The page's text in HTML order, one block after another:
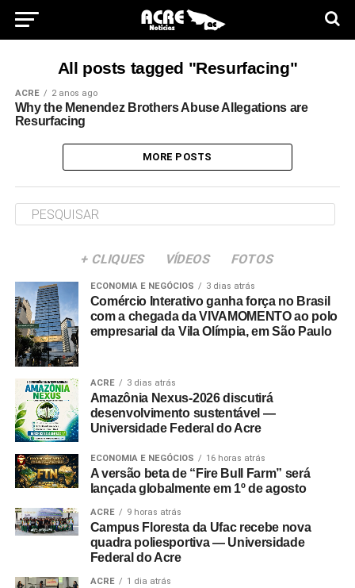
All posts tagged "Resurfacing"
ACRE 2 anos ago
Why the Menendez Brothers Abuse Allegations are
Resurfacing
MORE POSTS
+ CLIQUES VÍDEOS FOTOS
ECONOMIA E NEGÓCIOS 3 dias atrás
Comércio Interativo ganha força no Brasil
com a chegada da VIVAMOMENTO ao polo
empresarial da Vila Olímpia, em São Paulo
ACRE 3 dias atrás
Amazônia Nexus-2026 discutirá
desenvolvimento sustentável —
Universidade Federal do Acre
ECONOMIA E NEGÓCIOS 16 horas atrás
A versão beta de “Fire Bull Farm” será
lançada globalmente em 1º de agosto
ACRE 9 horas atrás
Campus Floresta da Ufac recebe nova
quadra poliesportiva — Universidade
Federal do Acre
ACRE 1 dia atrás